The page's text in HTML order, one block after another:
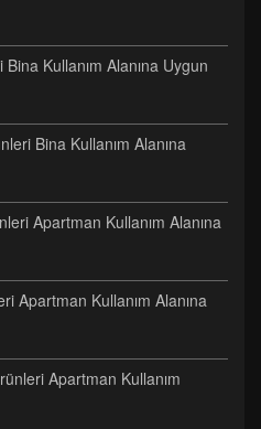
Kullanım Alanına Uygun
Bina Kullanım Alanına
Apartman Kullanım Alanına
Apartman Kullanım Alanına
Apartman Kullanım